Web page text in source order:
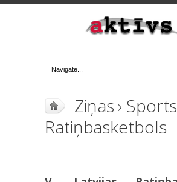
Ziņas› Sports
Ratiņbasketbols